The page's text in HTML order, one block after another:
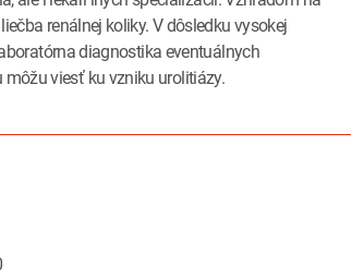
renálnej koliky. V dôsledku vysokej
diagnostika eventuálnych
viesť ku vzniku urolitiázy.